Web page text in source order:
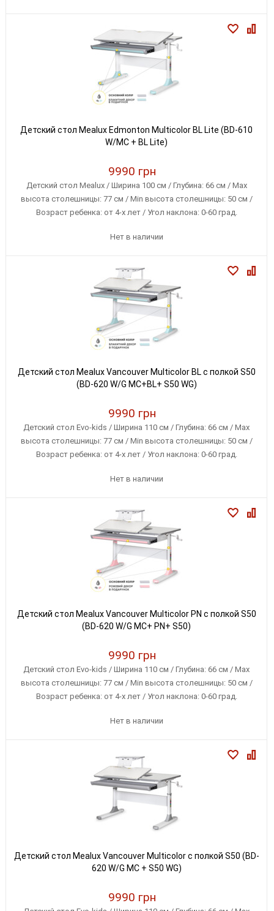
Детский стол Mealux Edmonton Multicolor BL Lite (BD-610
W/MC + BL Lite)
9990 грн
Детский стол Mealux / Ширина 100 см / Глубина: 66 см / Max
высота столешницы: 77 см / Min высота столешницы: 50 см /
Возраст ребенка: от 4-х лет / Угол наклона: 0-60 град.
Нет в наличии
Детский стол Mealux Vancouver Multicolor BL с полкой S50
(BD-620 W/G MC+BL+ S50 WG)
9990 грн
Детский стол Evo-kids / Ширина 110 см / Глубина: 66 см / Max
высота столешницы: 77 см / Min высота столешницы: 50 см /
Возраст ребенка: от 4-х лет / Угол наклона: 0-60 град.
Нет в наличии
Детский стол Mealux Vancouver Multicolor PN с полкой S50
(BD-620 W/G MC+ PN+ S50)
9990 грн
Детский стол Evo-kids / Ширина 110 см / Глубина: 66 см / Max
высота столешницы: 77 см / Min высота столешницы: 50 см /
Возраст ребенка: от 4-х лет / Угол наклона: 0-60 град.
Нет в наличии
Детский стол Mealux Vancouver Multicolor с полкой S50 (BD-
620 W/G MC + S50 WG)
9990 грн